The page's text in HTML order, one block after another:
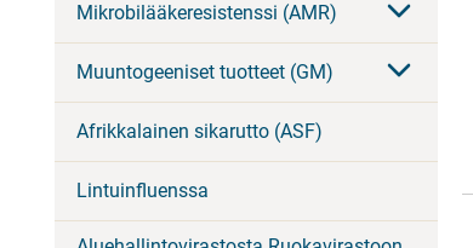
Mikrobilääkeresistenssi (AMR)
Muuntogeeniset tuotteet (GM)
Afrikkalainen sikarutto (ASF)
Lintuinfluenssa